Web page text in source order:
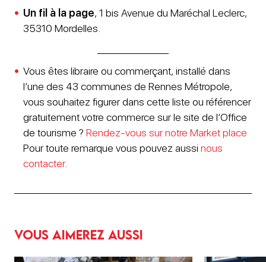
Un fil à la page, 1 bis Avenue du Maréchal Leclerc,
35310 Mordelles.
Vous êtes libraire ou commerçant, installé dans
l’une des 43 communes de Rennes Métropole,
vous souhaitez figurer dans cette liste ou référencer
gratuitement votre commerce sur le site de l’Office
de tourisme ? Rendez-vous sur notre Market place
Pour toute remarque vous pouvez aussi nous
contacter.
Vous aimerez aussi